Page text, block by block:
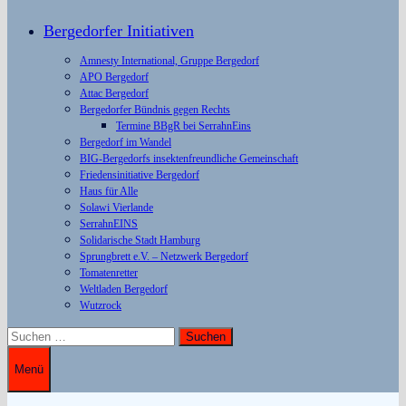
Bergedorfer Initiativen
Amnesty International, Gruppe Bergedorf
APO Bergedorf
Attac Bergedorf
Bergedorfer Bündnis gegen Rechts
Termine BBgR bei SerrahnEins
Bergedorf im Wandel
BIG-Bergedorfs insektenfreundliche Gemeinschaft
Friedensinitiative Bergedorf
Haus für Alle
Solawi Vierlande
SerrahnEINS
Solidarische Stadt Hamburg
Sprungbrett e.V. – Netzwerk Bergedorf
Tomatenretter
Weltladen Bergedorf
Wutzrock
Suchen
nach:
Menü